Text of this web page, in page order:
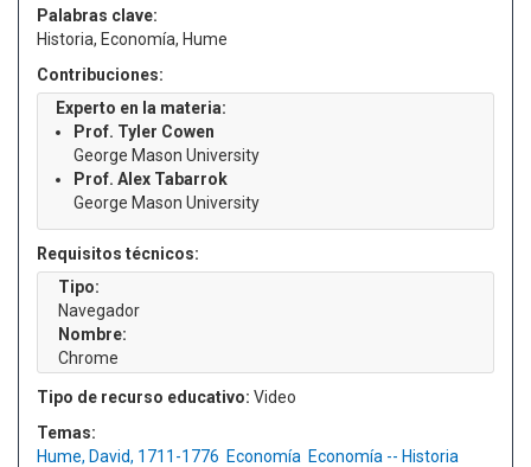
Palabras clave:
Historia, Economía, Hume
Contribuciones:
Experto en la materia:
Prof. Tyler Cowen
George Mason University
Prof. Alex Tabarrok
George Mason University
Requisitos técnicos:
Tipo:
Navegador
Nombre:
Chrome
Tipo de recurso educativo: Video
Temas:
Hume, David, 1711-1776 Economía Economía -- Historia